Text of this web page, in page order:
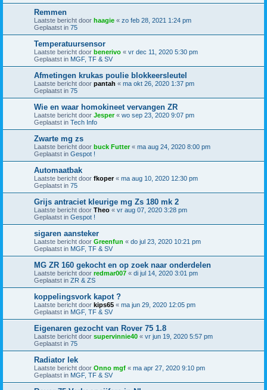
Remmen
Laatste bericht door haagie « zo feb 28, 2021 1:24 pm
Geplaatst in 75
Temperatuursensor
Laatste bericht door benerivo « vr dec 11, 2020 5:30 pm
Geplaatst in MGF, TF & SV
Afmetingen krukas poulie blokkeersleutel
Laatste bericht door pantah « ma okt 26, 2020 1:37 pm
Geplaatst in 75
Wie en waar homokineet vervangen ZR
Laatste bericht door Jesper« wo sep 23, 2020 9:07 pm
Geplaatst in Tech Info
Zwarte mg zs
Laatste bericht door buck Futter« ma aug 24, 2020 8:00 pm
Geplaatst in Gespot !
Automaatbak
Laatste bericht door fkoper« ma aug 10, 2020 12:30 pm
Geplaatst in 75
Grijs antraciet kleurige mg Zs 180 mk 2
Laatste bericht door Theo « vr aug 07, 2020 3:28 pm
Geplaatst in Gespot !
sigaren aansteker
Laatste bericht door Greenfun « do jul 23, 2020 10:21 pm
Geplaatst in MGF, TF & SV
MG ZR 160 gekocht en op zoek naar onderdelen
Laatste bericht door redmar007 « di jul 14, 2020 3:01 pm
Geplaatst in ZR & ZS
koppelingsvork kapot ?
Laatste bericht door kips65 « ma jun 29, 2020 12:05 pm
Geplaatst in MGF, TF & SV
Eigenaren gezocht van Rover 75 1.8
Laatste bericht door supervinnie40 « vr jun 19, 2020 5:57 pm
Geplaatst in 75
Radiator lek
Laatste bericht door Onno mgf « ma apr 27, 2020 9:10 pm
Geplaatst in MGF, TF & SV